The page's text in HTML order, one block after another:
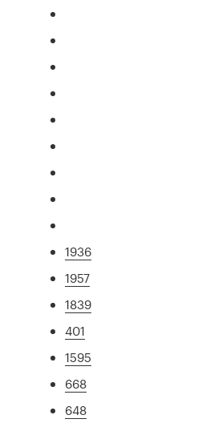
1936
1957
1839
401
1595
668
648